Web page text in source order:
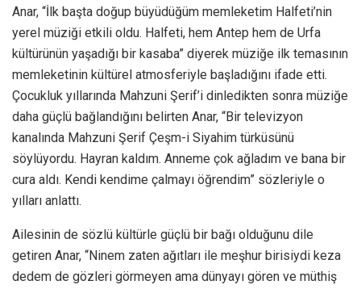
Anar, “İlk başta doğup büyüdüğüm memleketim Halfeti’nin
yerel müziği etkili oldu. Halfeti, hem Antep hem de Urfa
kültürünün yaşadığı bir kasaba” diyerek müziğe ilk temasının
memleketinin kültürel atmosferiyle başladığını ifade etti.
Çocukluk yıllarında Mahzuni Şerif’i dinledikten sonra müziğe
daha güçlü bağlandığını belirten Anar, “Bir televizyon
kanalında Mahzuni Şerif Çeşm-i Siyahim türküsünü
söylüyordu. Hayran kaldım. Anneme çok ağladım ve bana bir
cura aldı. Kendi kendime çalmayı öğrendim” sözleriyle o
yılları anlattı.
Ailesinin de sözlü kültürle güçlü bir bağı olduğunu dile
getiren Anar, “Ninem zaten ağıtları ile meşhur birisiydi keza
dedem de gözleri görmeyen ama dünyayı gören ve müthiş